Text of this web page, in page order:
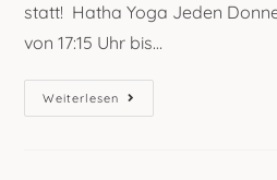
statt! Hatha Yoga Jeden
von 17:15 Uhr bis…
Weiterlesen WINTER-
SPECIAL